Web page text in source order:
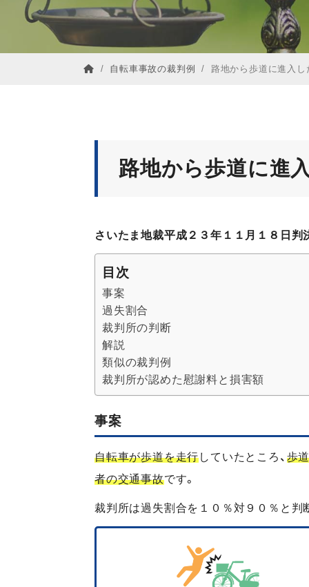
/ 自転車事故の裁判例 / 路地から歩道に進入し
路地から歩道に進
さいたま地裁平成２３年１１月１８日判
目次
事案
過失割合
裁判所の判断
解説
類似の裁判例
裁判所が認めた慰謝料と損害額
事案
自転車が歩道を走行していたところ、 歩
者の交通事故です。
裁判所は過失割合を１０％対９０％と判